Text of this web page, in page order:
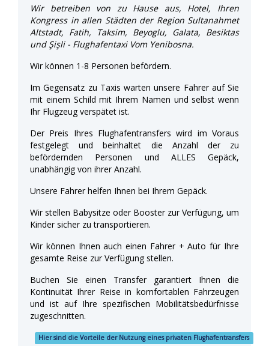
Wir betreiben von zu Hause aus, Hotel, Ihren
Kongress in allen Städten der Region Sultanahmet
Altstadt, Fatih, Taksim, Beyoglu, Galata, Besiktas
und Şişli - Flughafentaxi Vom Yenibosna.
Wir können 1-8 Personen befördern.
Im Gegensatz zu Taxis warten unsere Fahrer auf Sie
mit einem Schild mit Ihrem Namen und selbst wenn
Ihr Flugzeug verspätet ist.
Der Preis Ihres Flughafentransfers wird im Voraus
festgelegt und beinhaltet die Anzahl der zu
befördernden Personen und ALLES Gepäck,
unabhängig von ihrer Anzahl.
Unsere Fahrer helfen Ihnen bei Ihrem Gepäck.
Wir stellen Babysitze oder Booster zur Verfügung, um
Kinder sicher zu transportieren.
Wir können Ihnen auch einen Fahrer + Auto für Ihre
gesamte Reise zur Verfügung stellen.
Buchen Sie einen Transfer garantiert Ihnen die
Kontinuität Ihrer Reise in komfortablen Fahrzeugen
und ist auf Ihre spezifischen Mobilitätsbedürfnisse
zugeschnitten.
Hier sind die Vorteile der Nutzung eines privaten Flughafentransfers